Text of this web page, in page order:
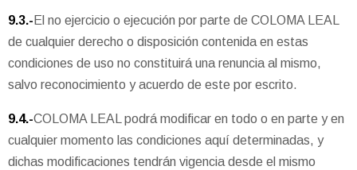
9.3.- El no ejercicio o ejecución por parte de COLOMA LEAL
de cualquier derecho o disposición contenida en estas
condiciones de uso no constituirá una renuncia al mismo,
salvo reconocimiento y acuerdo de este por escrito.
9.4.-COLOMA LEAL podrá modificar en todo o en parte y en
cualquier momento las condiciones aquí determinadas, y
dichas modificaciones tendrán vigencia desde el mismo